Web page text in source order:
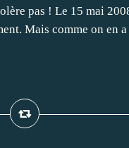
pas ! Le 15 mai
Mais comme on en